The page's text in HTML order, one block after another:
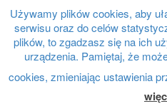
Używamy plików cookies, aby
serwisu oraz do celów
plików, to zgadzasz się na ich
urządzenia. Pamiętaj, że
cookies, zmieniając ustawienia